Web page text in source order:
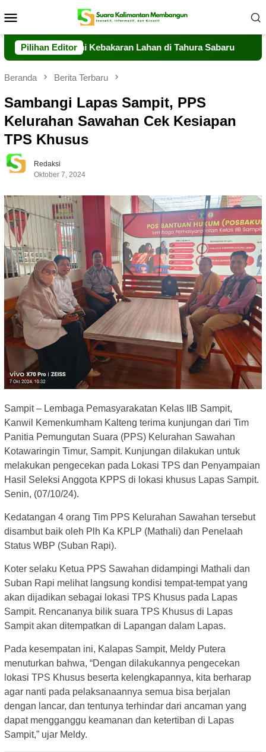
ke
Mobile
Pilihan Editor
Tangani Kebakaran Lahan di Tahura Sabaru Meski
Beranda Berita Terbaru
Sambangi Lapas Sampit, PPS
Kelurahan Sawahan Cek Kesiapan
TPS Khusus
Redaksi
Oktober 7, 2024
Sampit – Lembaga Pemasyarakatan Kelas IIB Sampit,
Kanwil Kemenkumham Kalteng terima kunjungan dari Tim
Panitia Pemungutan Suara (PPS) Kelurahan Sawahan
Kotawaringin Timur, Sampit. Kunjungan dilakukan untuk
melakukan pengecekan pada Lokasi TPS dan Penyampaian
Hasil Seleksi Anggota KPPS di lokasi khusus Lapas Sampit.
Senin, (07/10/24).
Kedatangan 4 orang Tim PPS Kelurahan Sawahan tersebut
disambut baik oleh Plh Ka KPLP (Mathali) dan Penelaah
Status WBP (Suban Rapi).
Koter selaku Ketua PPS Sawahan didampingi Mathali dan
Suban Rapi melihat langsung kondisi tempat-tempat yang
akan dijadikan sebagai lokasi TPS Khusus pada Lapas
Sampit. Rencananya bilik suara TPS Khusus di Lapas
Sampit akan ditempatkan di Lapangan dalam Lapas.
Pada kesempatan ini, Kalapas Sampit, Meldy Putera
menuturkan bahwa, “Dengan dilakukannya pengecekan
lokasi TPS Khusus beserta kelengkapannya, kita berharap
agar nanti pada pelaksanaannya semua bisa berjalan
dengan lancar, dan tentunya terhindar dari ancaman yang
dapat mengganggu keamanan dan ketertiban di Lapas
Sampit,” ujar Meldy.